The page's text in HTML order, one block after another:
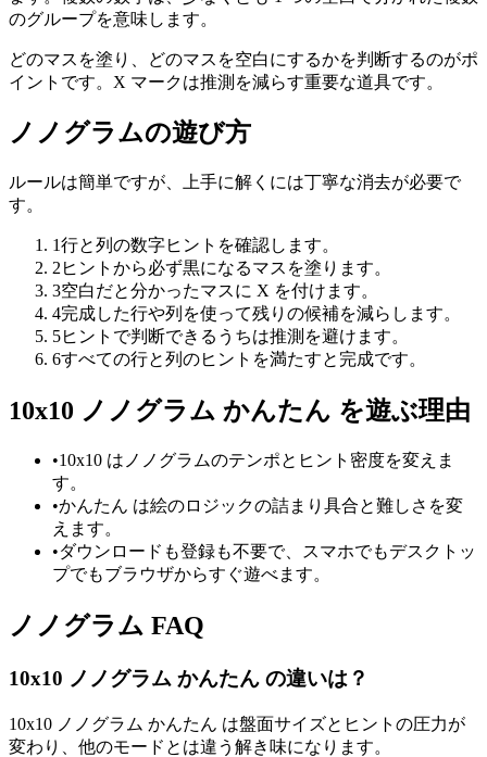
のグループを意味します。
どのマスを塗り、どのマスを空白にするかを判断するのがポ
イントです。X マークは推測を減らす重要な道具です。
ノノグラムの遊び方
ルールは簡単ですが、上手に解くには丁寧な消去が必要で
す。
1行と列の数字ヒントを確認します。
2 ヒントから必ず黒になるマスを塗ります。
3空白だと分かったマスに X を付けます。
4完成した行や列を使って残りの候補を減らします。
5ヒントで判断できるうちは推測を避けます。
6すべての行と列のヒントを満たすと完成です。
10x10 ノノグラム かんたん を遊ぶ理由
•10x10 はノノグラムのテンポとヒント密度を変えま
す。
•かんたん は絵のロジックの詰まり具合と難しさを変
えます。
•ダウンロードも登録も不要で、スマホでもデスクトッ
プでもブラウザからすぐ遊べます。
ノノグラム FAQ
10x10 ノノグラム かんたん の違いは？
10x10 ノノグラム かんたん は盤面サイズとヒントの圧力が
変わり、他のモードとは違う解き味になります。